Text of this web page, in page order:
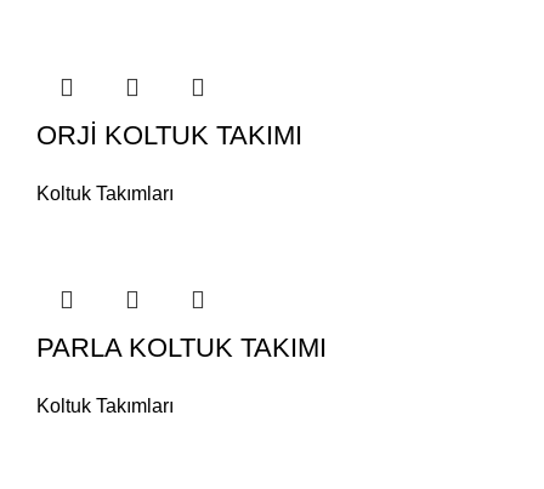
ORJİ KOLTUK TAKIMI
Koltuk Takımları
PARLA KOLTUK TAKIMI
Koltuk Takımları